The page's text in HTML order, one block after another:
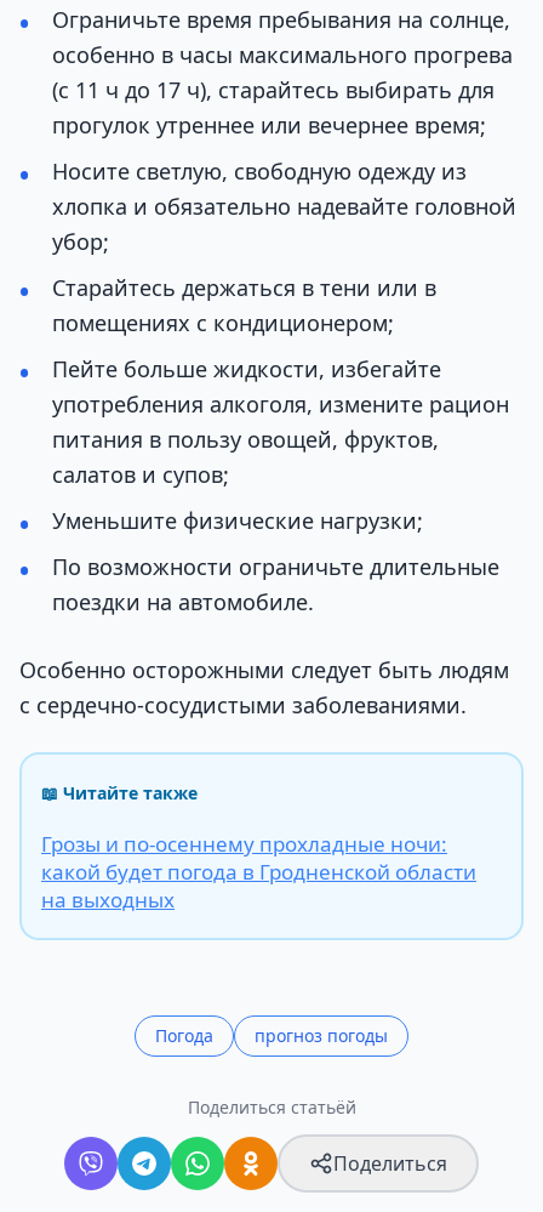
Ограничьте время пребывания на солнце,
особенно в часы максимального прогрева
(с 11 ч до 17 ч), старайтесь выбирать для
прогулок утреннее или вечернее время;
Носите светлую, свободную одежду из
хлопка и обязательно надевайте головной
убор;
Старайтесь держаться в тени или в
помещениях с кондиционером;
Пейте больше жидкости, избегайте
употребления алкоголя, измените рацион
питания в пользу овощей, фруктов,
салатов и супов;
Уменьшите физические нагрузки;
По возможности ограничьте длительные
поездки на автомобиле.
Особенно осторожными следует быть людям
с сердечно-сосудистыми заболеваниями.
📖 Читайте также
Грозы и по-осеннему прохладные ночи:
какой будет погода в Гродненской области
на выходных
Погода прогноз погоды
Поделиться статьёй
Поделиться